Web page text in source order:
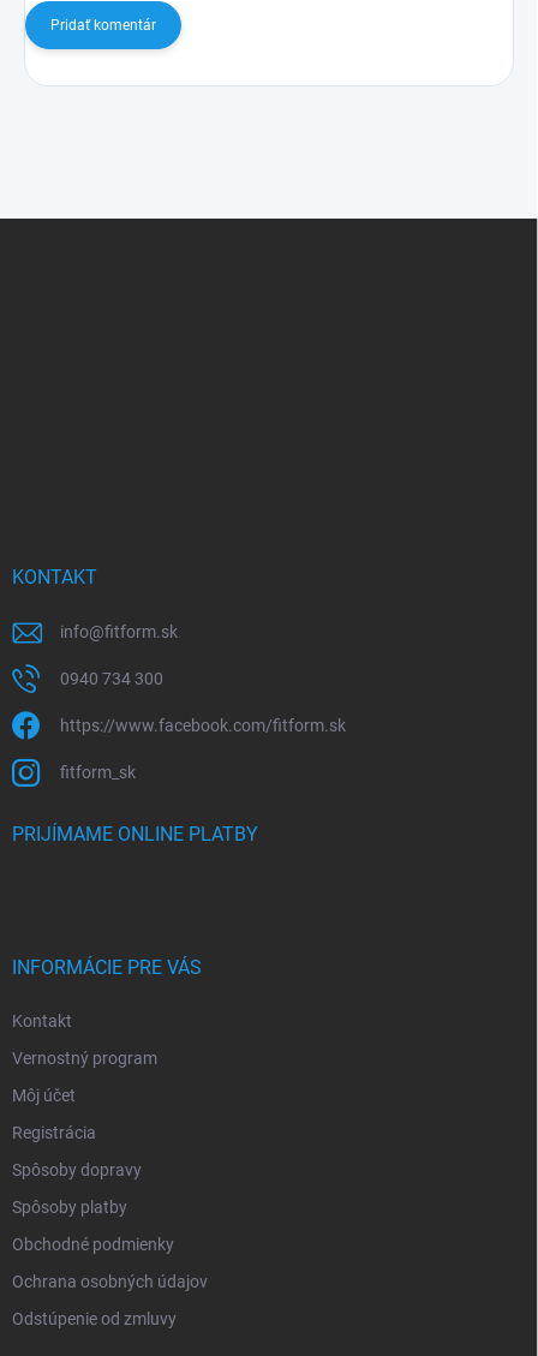
Pridať komentár
KONTAKT
info@fitform.sk
0940 734 300
https://www.facebook.com/fitform.sk
fitform_sk
PRIJÍMAME ONLINE PLATBY
INFORMÁCIE PRE VÁS
Kontakt
Vernostný program
Môj účet
Registrácia
Spôsoby dopravy
Spôsoby platby
Obchodné podmienky
Ochrana osobných údajov
Odstúpenie od zmluvy